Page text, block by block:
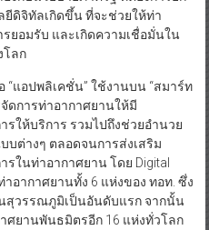
ยีดิจิทัลเกิดขึ้น ที่จะช่วยให้ท่า
ยอมรับ และเกิดความเชื่อมั่นใน
โลก
“แอปพลิเคชั่น” ใช้งานบน “สมาร์ท
ดการท่าอากาศยานให้มี
ให้บริการ รวมไปถึงช่วยอำนวย
บต่างๆ ตลอดจนการส่งเสริม
ในท่าอากาศยาน โดย Digital
อากาศยานทั้ง 6 แห่งของ ทอท. ซึ่ง
สุวรรณภูมิเป็นอันดับแรก จากนั้น
ศยานพันธมิตรอีก 16 แห่งทั่วโลก